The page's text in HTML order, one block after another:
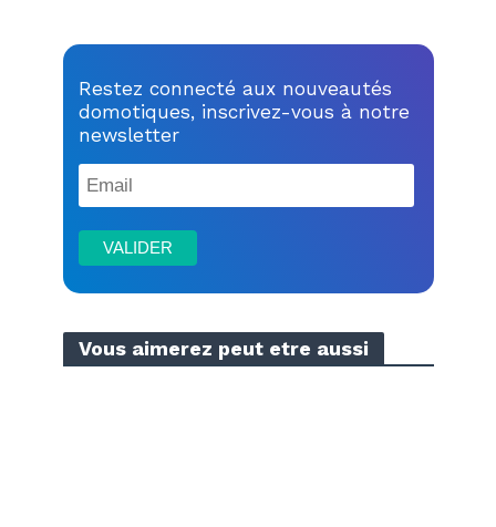
Restez connecté aux nouveautés
domotiques, inscrivez-vous à notre
newsletter
Vous aimerez peut etre aussi